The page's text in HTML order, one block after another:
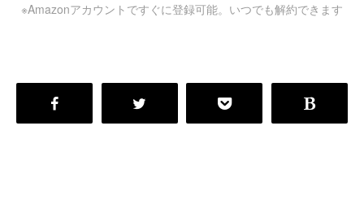
※Amazonアカウントですぐに登録可能。いつでも解約できます